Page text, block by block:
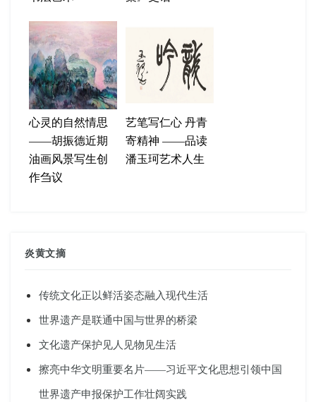
心灵的自然情思
——胡振德近期
油画风景写生创
作刍议
艺笔写仁心 丹青
寄精神 ——品读
潘玉珂艺术人生
炎黄文摘
传统文化正以鲜活姿态融入现代生活
世界遗产是联通中国与世界的桥梁
文化遗产保护见人见物见生活
擦亮中华文明重要名片——习近平文化思想引领中国
世界遗产申报保护工作壮阔实践